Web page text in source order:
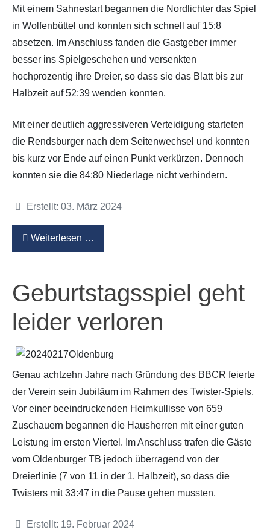
Mit einem Sahnestart begannen die Nordlichter das Spiel
in Wolfenbüttel und konnten sich schnell auf 15:8
absetzen. Im Anschluss fanden die Gastgeber immer
besser ins Spielgeschehen und versenkten
hochprozentig ihre Dreier, so dass sie das Blatt bis zur
Halbzeit auf 52:39 wenden konnten.
Mit einer deutlich aggressiveren Verteidigung starteten
die Rendsburger nach dem Seitenwechsel und konnten
bis kurz vor Ende auf einen Punkt verkürzen. Dennoch
konnten sie die 84:80 Niederlage nicht verhindern.
Details
Erstellt: 03. März 2024
Weiterlesen …
Geburtstagsspiel geht
leider verloren
Genau achtzehn Jahre nach Gründung des BBCR feierte
der Verein sein Jubiläum im Rahmen des Twister-Spiels.
Vor einer beeindruckenden Heimkullisse von 659
Zuschauern begannen die Hausherren mit einer guten
Leistung im ersten Viertel. Im Anschluss trafen die Gäste
vom Oldenburger TB jedoch überragend von der
Dreierlinie (7 von 11 in der 1. Halbzeit), so dass die
Twisters mit 33:47 in die Pause gehen mussten.
Details
Erstellt: 19. Februar 2024